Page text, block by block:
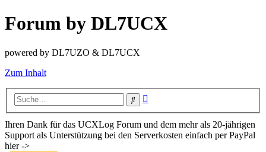
Forum by DL7UCX
powered by DL7UZO & DL7UCX
Zum Inhalt
Suche
Ihren Dank für das UCXLog Forum und dem mehr als 20-jährigen
Support als Unterstützung bei den Serverkosten einfach per PayPal
hier ->